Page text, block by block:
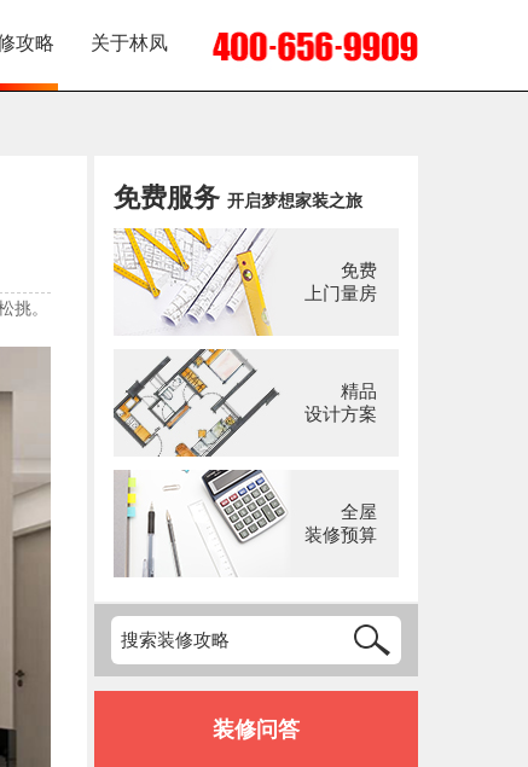
攻略 关于林凤
挑。
免费服务 开启梦想家装之旅
免费
上门量房
精品
设计方案
全屋
装修预算
装修问答